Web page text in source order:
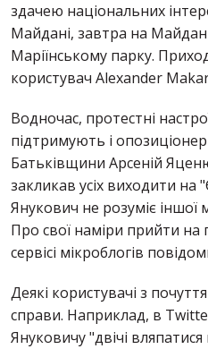
здачею національних
Майдані, завтра на
Маріїнському парку.
користувач Alexander
Водночас, протестні
підтримують і
Батьківщини Арсеній
закликав усіх виходити
Янукович не розуміє
Про свої наміри прийти на
сервісі мікроблогів
Деякі користувачі з
справи. Наприклад, в
Януковичу "двічі вляпатися